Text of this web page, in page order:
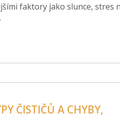
faktory jako slunce, stres
ČISTIČŮ A CHYBY,